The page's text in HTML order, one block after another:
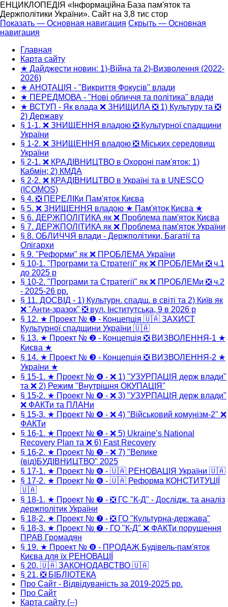
ЕНЦИКЛОПЕДІЯ «Інформаційна База пам'яток та
Держполітики України». Сайт на 3,8 тис стор
Основная
навигация
Показать — Основная навигация Скрыть — Основная
навигация
Главная
Карта сайту
★ Дайджести новин: 1)-Війна та 2)-Визволення (2022-
2026)
★ АНОТАЦІЯ - "Викриття Фокусів" влади
★ ПЕРЕДМОВА - "Нові обличчя та політика" влади
★ ВСТУП - Як влада ❌ ЗНИЩИЛА ❎ 1) Культуру та ❎
2) Державу
§ 1-1. ❌ ЗНИЩЕННЯ владою ❎ Культурної спадщини
України
§ 1-2. ❌ ЗНИЩЕННЯ владою ❎ Міських середовищ
України
§ 2-1. ❌ КРАДІВНИЦТВО в Охороні пам'яток: 1)
Кабмін; 2) КМДА
§ 2-2. ❌ КРАДІВНИЦТВО в Україні та в UNESCO
(ICOMOS)
§ 4. ❎ ПЕРЕЛІКи Пам'яток Києва
§ 5. ❌ ЗНИЩЕННЯ владою ★ Пам'яток Києва ★
§ 6. ДЕРЖПОЛІТИКА як ❌ Проблема пам'яток Києва
§ 7. ДЕРЖПОЛІТИКА як ❌ Проблема пам'яток України
§ 8. ОБЛИЧЧЯ влади - Держполітики, Багатії та
Олігархи
§ 9. "Реформи" як ❌ ПРОБЛЕМА України
§ 10-1. "Програми та Стратегії" як ❌ ПРОБЛЕМи ❎ ч.1
до 2025 р
§ 10-2. "Програми та Стратегії" як ❌ ПРОБЛЕМи ❎ ч.2
- 2025-26 рр.
§ 11. ДОСВІД - 1) Культурн. спадщ. в світі та 2) Київ як
❌ "Анти-зразок" ❎ вул. Інститутська, 9 в 2026 р
§ 12. ★ Проект № ❶ - Концепція 🇺🇦 ЗАХИСТ
Культурної спадщини України 🇺🇦
§ 13. ★ Проект № ❷ - Концепція ❎ ВИЗВОЛЕННЯ-1 ★
Києва ★
§ 14. ★ Проект № ❸ - Концепція ❎ ВИЗВОЛЕННЯ-2 ★
України ★
§ 15-1. ★ Проект № ❹ - ❌ 1) "УЗУРПАЦІЯ держ влади"
та ❌ 2) Режим "Внутрішня ОКУПАЦІЯ"
§ 15-2. ★ Проект № ❹ - ❌ 3) "УЗУРПАЦІЯ держ влади"
❌ ФАКТи та ПЛАНи
§ 15-3. ★ Проект № ❹ - ❌ 4) "Військовий комунізм-2" ❌
ФАКТи
§ 16-1. ★ Проект № ❺ - ❌ 5) Ukraine’s National
Recovery Plan та ❌ 6) Fast Recovery
§ 16-2. ★ Проект № ❺ - ❌ 7) "Велике
(від)БУДІВНИЦТВО" 2025
§ 17-1. ★ Проект № ❻ - 🇺🇦 РЕНОВАЦІЯ України 🇺🇦
§ 17-2. ★ Проект № ❻ - 🇺🇦 Реформа КОНСТИТУЦІЇ
🇺🇦
§ 18-1. ★ Проект № ❼ - ❎ ГС "К-Д" - Дослідж. та аналіз
держполітик України
§ 18-2. ★ Проект № ❼ - ❎ ГО "Культурна-держава"
§ 18-3. ★ Проект № ❼ - ГО "К-Д" ❌ ФАКТи порушення
ПРАВ Громадян
§ 19. ★ Проект № ❽ - ПРОДАЖ Будівель-пам'яток
Києва для їх РЕНОВАЦІЇ
§ 20. 🇺🇦 ЗАКОНОДАВСТВО 🇺🇦
§ 21. ❎ БІБЛІОТЕКА
Про Сайт - Відвідуваність за 2019-2025 рр.
Про Сайт
Карта сайту (--)